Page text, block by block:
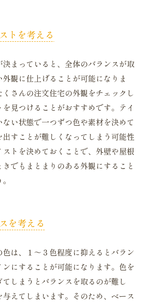
トを考える
まっていると、全体のバランスが取
観に仕上げることが可能になりま
さんの注文住宅の外観をチェックし
見つけることがおすすめです。テイ
い状態で一つずつ色や素材を決めて
出すことが難しくなってしまう可能性
トを決めておくことで、外壁や屋根
でもまとまりのある外観にすること
を考える
は、１～３色程度に抑えるとバラン
にすることが可能になります。色を
しまうとバランスを取るのが難し
与えてしまいます。そのため、ベース